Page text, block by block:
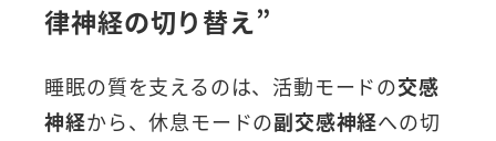
律神経の切り替え”
睡眠の質を支えるのは、活動モードの交感
神経から、休息モードの副交感神経への切